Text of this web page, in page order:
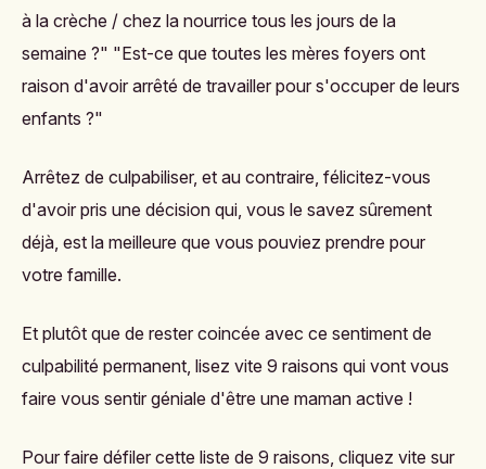
à la crèche / chez la nourrice tous les jours de la
semaine ?" "Est-ce que toutes les mères foyers ont
raison d'avoir arrêté de travailler pour s'occuper de leurs
enfants ?"
Arrêtez de culpabiliser, et au contraire, félicitez-vous
d'avoir pris une décision qui, vous le savez sûrement
déjà, est la meilleure que vous pouviez prendre pour
votre famille.
Et plutôt que de rester coincée avec ce sentiment de
culpabilité permanent, lisez vite 9 raisons qui vont vous
faire vous sentir géniale d'être une maman active !
Pour faire défiler cette liste de 9 raisons, cliquez vite sur